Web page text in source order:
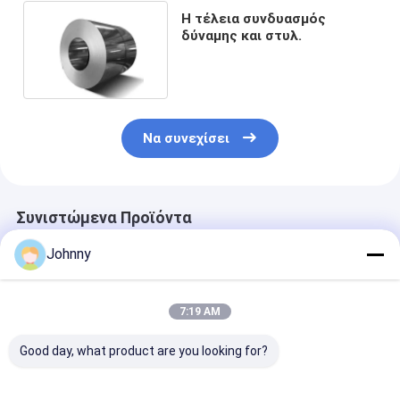
Η τέλεια συνδυασμός
δύναμης και στυλ.
Να συνεχίσει
Συνιστώμενα Προϊόντα
Johnny
7:19 AM
Good day, what product are you looking for?